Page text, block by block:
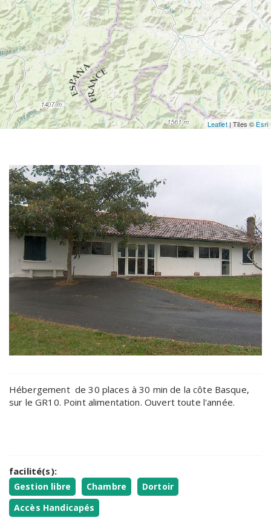
Leaflet| Tiles © Esri
Hébergement de 30 places à 30 min de la côte Basque,
sur le GR10. Point alimentation. Ouvert toute l'année.
facilité(s):
Gestion libre Chambre
Dortoir
Accès Handicapés